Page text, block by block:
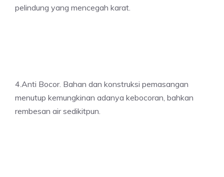
pelindung yang mencegah karat.
4.Anti Bocor. Bahan dan konstruksi pemasangan
menutup kemungkinan adanya kebocoran, bahkan
rembesan air sedikitpun.